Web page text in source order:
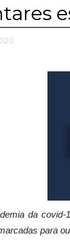
da covid-
para